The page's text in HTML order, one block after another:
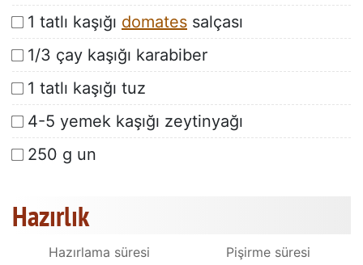
1 tatlı kaşığı domates salçası
1/3 çay kaşığı karabiber
1 tatlı kaşığı tuz
4-5 yemek kaşığı zeytinyağı
250 g un
Hazırlık
Hazırlama süresi
Pişirme süresi